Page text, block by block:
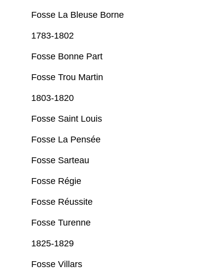
Fosse La Bleuse Borne
1783-1802
Fosse Bonne Part
Fosse Trou Martin
1803-1820
Fosse Saint Louis
Fosse La Pensée
Fosse Sarteau
Fosse Régie
Fosse Réussite
Fosse Turenne
1825-1829
Fosse Villars